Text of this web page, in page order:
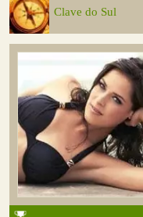
Clave do Sul